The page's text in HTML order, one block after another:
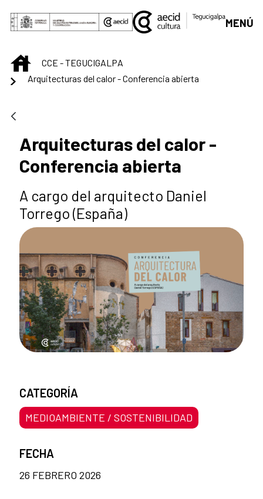
Saltar al contenido principal
MENÚ
INICIOCCE - TEGUCIGALPA
Arquitecturas del calor - Conferencia abierta
Arquitecturas del calor -
Conferencia abierta
A cargo del arquitecto Daniel
Torrego (España)
CATEGORÍA
MEDIOAMBIENTE / SOSTENIBILIDAD
FECHA
26 FEBRERO 2026